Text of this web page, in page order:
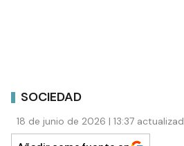
SOCIEDAD
18 de junio de 2026 | 13:37